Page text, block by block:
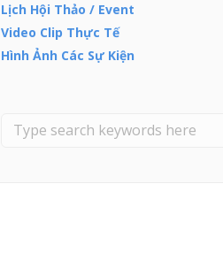
Lịch Hội Thảo / Event
Video Clip Thực Tế
Hình Ảnh Các Sự Kiện